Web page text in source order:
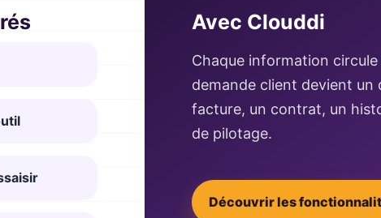
Avec Clouddi
Chaque information circule
demande client devient un
facture, un contrat, un
de pilotage.
Découvrir les